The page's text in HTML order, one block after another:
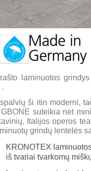
laminuotos
ši itin moderni,
suteikia net
Italijos operos
grindų lentelės
KRONOTEX
iš tvariai tvarkomų